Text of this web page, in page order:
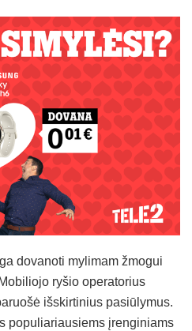
dovanoti mylimam žmogui
ryšio operatorius
išskirtinius pasiūlymus.
populiariausiems įrenginiams